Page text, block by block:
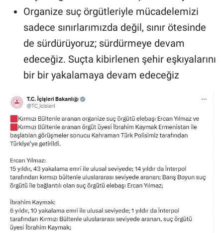
Organize suç örgütleriyle mücadelemizi
sadece sınırlarımızda değil, sınır ötesinde
de sürdürüyoruz; sürdürmeye devam
edeceğiz. Suçta kibirlenen şehir eşkıyalarını
bir bir yakalamaya devam edeceğiz